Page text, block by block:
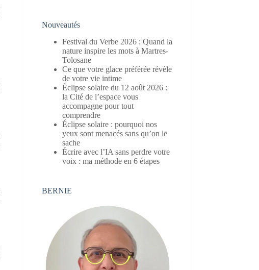
Nouveautés
Festival du Verbe 2026 : Quand la
nature inspire les mots à Martres-
Tolosane
Ce que votre glace préférée révèle
de votre vie intime
Éclipse solaire du 12 août 2026 :
la Cité de l’espace vous
accompagne pour tout
comprendre
Éclipse solaire : pourquoi nos
yeux sont menacés sans qu’on le
sache
Écrire avec l’IA sans perdre votre
voix : ma méthode en 6 étapes
BERNIE